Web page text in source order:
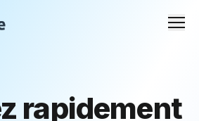
rapidement